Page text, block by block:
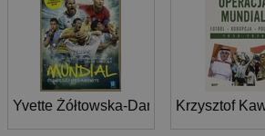
Yvette Żółtowska-Darska Krzysztof